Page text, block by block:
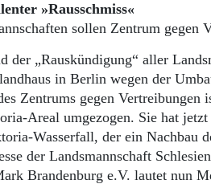
Ausgabe
Login
Prämien
»Rausschmiss«
sollen Zentrum gegen
der „Rauskündigung“ aller
in Berlin wegen der
Zentrums gegen Vertreibungen
Areal umgezogen. Sie hat
Wasserfall, der ein Nachbau
der Landsmannschaft
Brandenburg e.V. lautet nun